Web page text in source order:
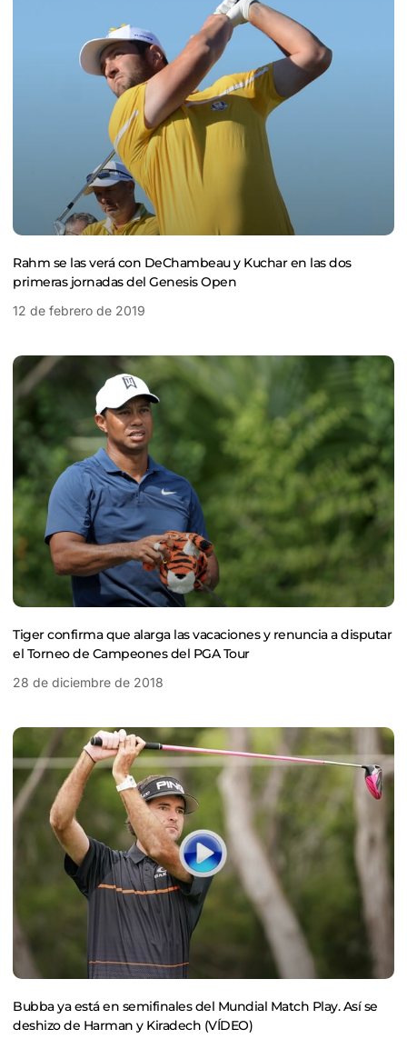
Rahm se las verá con DeChambeau y Kuchar en las dos
primeras jornadas del Genesis Open
12 de febrero de 2019
Tiger confirma que alarga las vacaciones y renuncia a disputar
el Torneo de Campeones del PGA Tour
28 de diciembre de 2018
Bubba ya está en semifinales del Mundial Match Play. Así se
deshizo de Harman y Kiradech (VÍDEO)